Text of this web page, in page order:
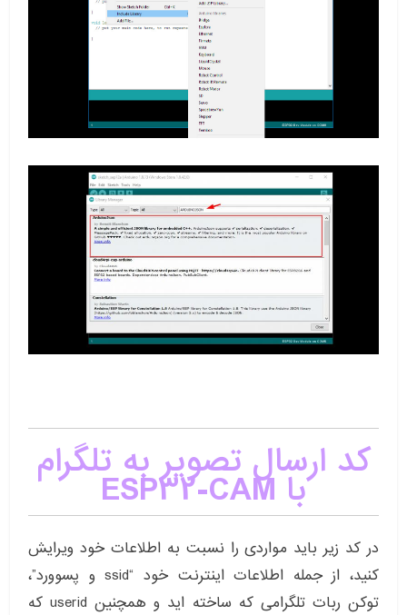
کد ارسال تصویر به تلگرام
با ESP32-CAM
در کد زیر باید مواردی را نسبت به اطلاعات خود ویرایش
کنید، از جمله اطلاعات اینترنت خود “ssid و پسوورد”،
توکن ربات تلگرامی که ساخته اید و همچنین userid که